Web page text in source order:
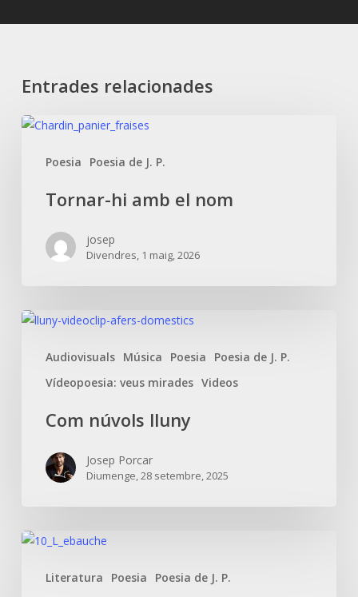
Entrades relacionades
Poesia Poesia de J. P.
Tornar-
Tornar-hi amb el nom
josep
Divendres, 1 maig, 2026
Audiovisuals Música Poesia
Poesia de J. P.
Vídeopoesia: veus mirades Videos
Com
Com núvols lluny
Josep Porcar
Diumenge, 28 setembre, 2025
Literatura Poesia Poesia de J. P.
L’hostal